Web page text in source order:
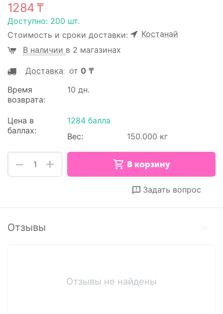
1284 ₸
Доступно: 200 шт.
Стоимость и сроки доставки:
Костанай
В наличии в 2 магазинах
Доставка: от 0 ₸
Время
возврата:
10 дн.
Цена в
баллах:
1284 балла
Вес:
150.000 кг
+
− В корзину
Задать вопрос
Отзывы
Отзывы не найдены